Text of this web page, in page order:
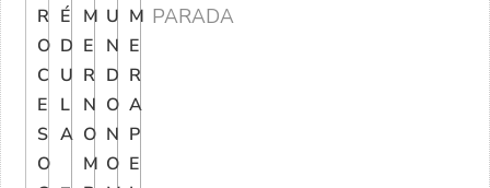
R
O
C
E
S
O
É
D
U
L
A
M
E
R
N
O
M
U
N
D
O
N
O
M
E
R
A
P
E
PARADA